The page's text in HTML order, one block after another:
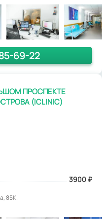
69-22
ПРОСПЕКТЕ
(ICLINIC)
3900 ₽
85К.